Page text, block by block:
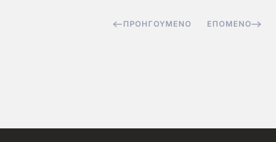
ΠΡΟΗΓΟΎΜΕΝΟ ΕΠΌΜΕΝΟ